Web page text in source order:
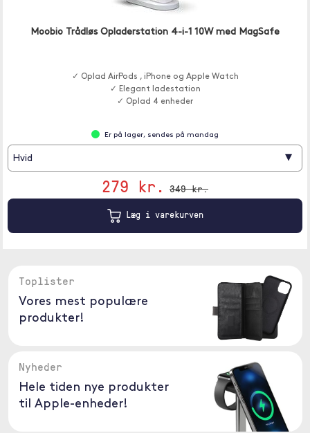
Moobio Trådløs Opladerstation 4-i-1 10W med MagSafe
✓ Oplad AirPods , iPhone og Apple Watch
✓ Elegant ladestation
✓ Oplad 4 enheder
Er på lager, sendes på mandag
Hvid ▾
279 kr. 349 kr.
Læg i varekurven
Toplister
Vores mest populære
produkter!
Nyheder
Hele tiden nye produkter
til Apple-enheder!